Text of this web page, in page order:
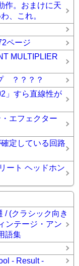
作。おまけに天
、これ。
ページ
MULTIPLIER
？？？？
」すら直線性が
エフェクター
定している回路
ート ヘッドホン
/ (クラシック向き
ンテージ・アン
語集
- Result -